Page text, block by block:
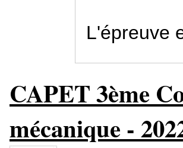
L'épreuve
CAPET 3ème
mécanique -